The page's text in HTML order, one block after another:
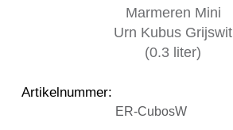
Artikelnummer:
ER-CubosW